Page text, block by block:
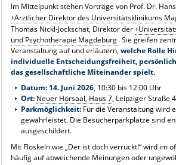
Im Mittelpunkt stehen Vorträge von Prof. Dr.
Ärztlicher Direktor des Universitätsklinikums
Thomas Nickl-Jockschat, Direktor der
und Psychotherapie Magdeburg. Sie greifen
Veranstaltung auf und erläutern, welche Rolle
individuelle Entscheidungsfreiheit,
das gesellschaftliche Miteinander spielt.
Datum: 14. Juni 2026, 10:30 bis 12:00 Uhr
Ort: Neuer Hörsaal, Haus 7, Leipziger Straße
Parkmöglichkeit: Für die Veranstaltung wird
gewährleistet. Die Besucherparkplätze sind
ausgeschildert.
Mit Floskeln wie „Der ist doch verrückt!“ wird im
häufig auf abweichende Meinungen oder